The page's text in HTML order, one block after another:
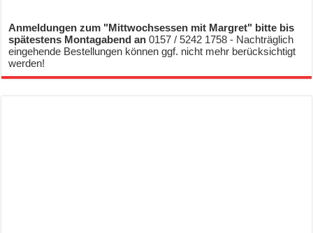
Anmeldungen zum "Mittwochsessen mit Margret" bitte bis
spätestens Montagabend an0157 / 5242 1758 - Nachträglich
eingehende Bestellungen können ggf. nicht mehr berücksichtigt
werden!